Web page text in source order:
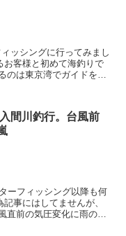
ッシングに行ってみまし
間川釣行。台風前
ーフィッシング以降も何